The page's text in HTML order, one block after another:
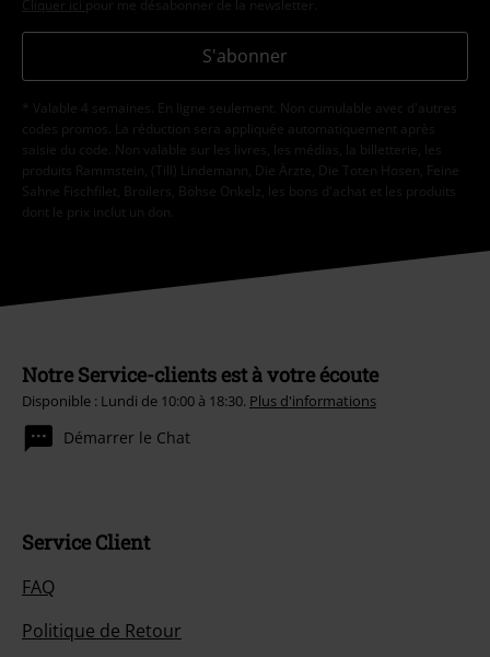
Cliquer ici pour me désabonner de la newsletter.
S'abonner
* Valable 4 semaines. En ligne seulement. Non cumulable avec d'autres
codes promos. La réduction sera appliquée automatiquement après
saisie du code. Non valable sur les livres, les médias, la billetterie, les
produits Rammstein, (Till) Lindemann, Die Ärzte, Die Toten Hosen, Feine
Sahne Fischfilet, Broilers, Böhse Onkelz, les bons d'achat et les produits
dont le prix inclut un don.
Notre Service-clients est à votre écoute
Disponible : Lundi de 10:00 à 18:30. Plus d'informations
Démarrer le Chat
Service Client
FAQ
Politique de Retour